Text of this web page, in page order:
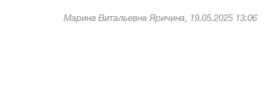
Марина Витальевна Яричина, 19.05.2025 13:06